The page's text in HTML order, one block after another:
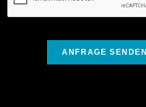
ANFRAGE SENDEN